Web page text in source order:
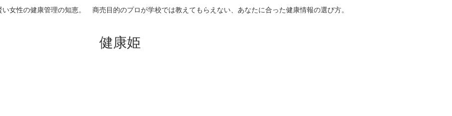
女性の健康管理の知恵。 商売目的のプロが学校では教えてもらえない、あなたに合った健康情報の選び方。
健康姫